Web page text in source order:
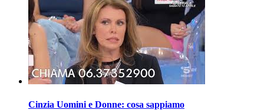
Cinzia Uomini e Donne: cosa sappiamo